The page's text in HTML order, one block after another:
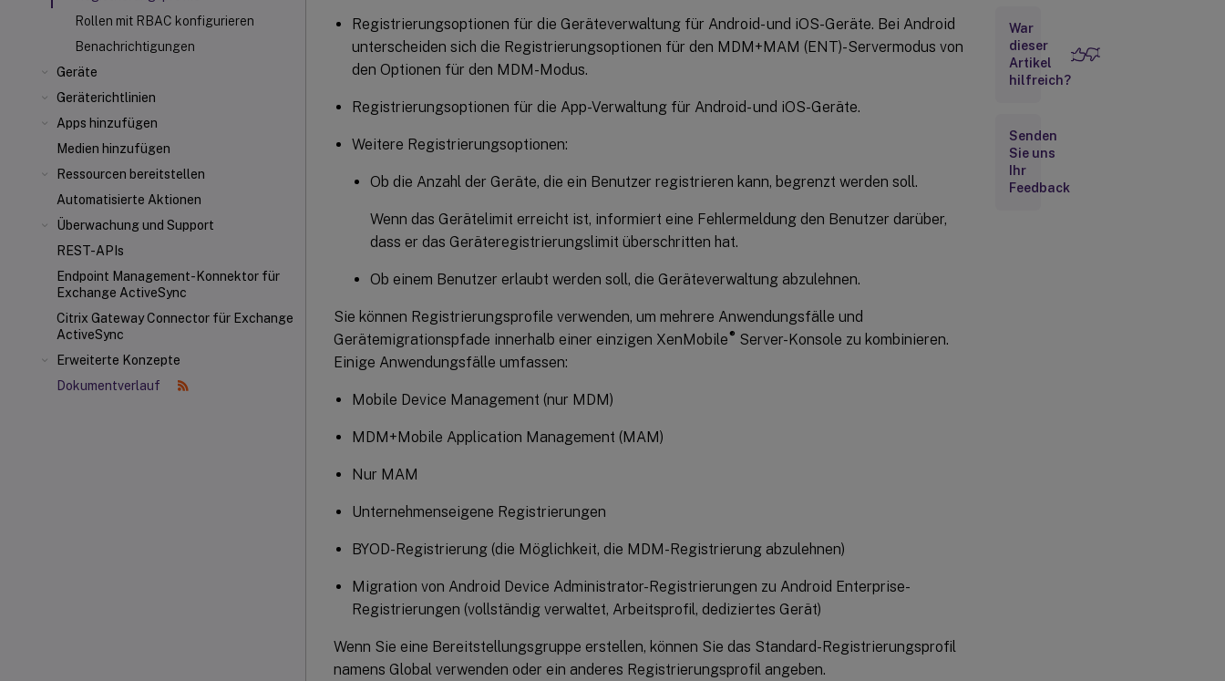
Rollen mit RBAC konfigurieren
Benachrichtigungen
Geräte
Geräterichtlinien
Apps hinzufügen
Medien hinzufügen
Ressourcen bereitstellen
Automatisierte Aktionen
Überwachung und Support
REST-APIs
Endpoint Management-Konnektor für
Exchange ActiveSync
Citrix Gateway Connector für Exchange
ActiveSync
Erweiterte Konzepte
Dokumentverlauf
Registrierungsoptionen für die Geräteverwaltung für Android- und iOS-Geräte. Bei Android
unterscheiden sich die Registrierungsoptionen für den MDM+MAM (ENT)-Servermodus von
den Optionen für den MDM-Modus.
Registrierungsoptionen für die App-Verwaltung für Android- und iOS-Geräte.
Weitere Registrierungsoptionen:
Ob die Anzahl der Geräte, die ein Benutzer registrieren kann, begrenzt werden soll.
Wenn das Gerätelimit erreicht ist, informiert eine Fehlermeldung den Benutzer darüber,
dass er das Geräteregistrierungslimit überschritten hat.
Ob einem Benutzer erlaubt werden soll, die Geräteverwaltung abzulehnen.
Sie können Registrierungsprofile verwenden, um mehrere Anwendungsfälle und
Gerätemigrationspfade innerhalb einer einzigen XenMobile® Server-Konsole zu kombinieren.
Einige Anwendungsfälle umfassen:
Mobile Device Management (nur MDM)
MDM+Mobile Application Management (MAM)
Nur MAM
Unternehmenseigene Registrierungen
BYOD-Registrierung (die Möglichkeit, die MDM-Registrierung abzulehnen)
Migration von Android Device Administrator-Registrierungen zu Android Enterprise-
Registrierungen (vollständig verwaltet, Arbeitsprofil, dediziertes Gerät)
Wenn Sie eine Bereitstellungsgruppe erstellen, können Sie das Standard-Registrierungsprofil
namens Global verwenden oder ein anderes Registrierungsprofil angeben.
War
dieser
Artikel
hilfreich?
Senden
Sie uns
Ihr
Feedback